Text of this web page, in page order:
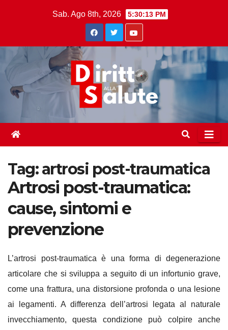
Sab. Ago 8th, 2026 5:30:14 PM
Tag:artrosi post-traumatica
Artrosi post-traumatica:
cause, sintomi e
prevenzione
L’artrosi post-traumatica è una forma di degenerazione
articolare che si sviluppa a seguito di un infortunio grave,
come una frattura, una distorsione profonda o una lesione
ai legamenti. A differenza dell’artrosi legata al naturale
invecchiamento, questa condizione può colpire anche